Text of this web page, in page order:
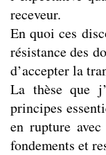
receveur.
En quoi ces
résistance des
d’accepter la
La thèse que
principes
en rupture
fondements et